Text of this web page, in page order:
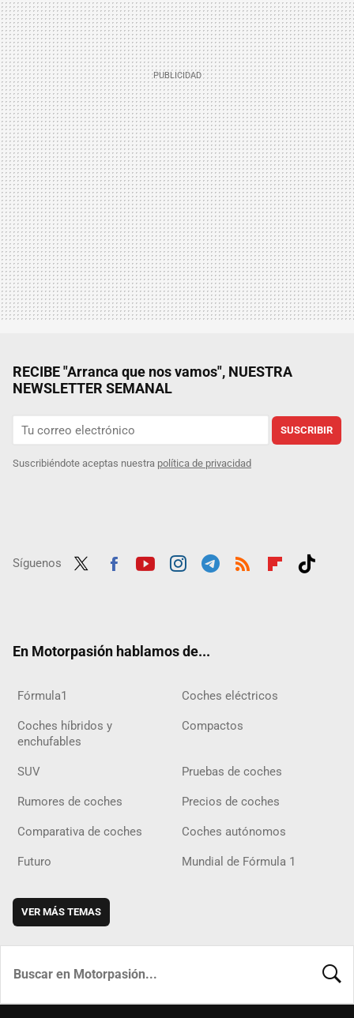
RECIBE "Arranca que nos vamos", NUESTRA
NEWSLETTER SEMANAL
SUSCRIBIR
Suscribiéndote aceptas nuestra política de privacidad
Síguenos
En Motorpasión hablamos de...
Fórmula1 Coches eléctricos
Coches híbridos y
enchufables
Compactos
SUV Pruebas de coches
Rumores de coches Precios de coches
Comparativa de coches Coches autónomos
Futuro Mundial de Fórmula 1
VER MÁS TEMAS